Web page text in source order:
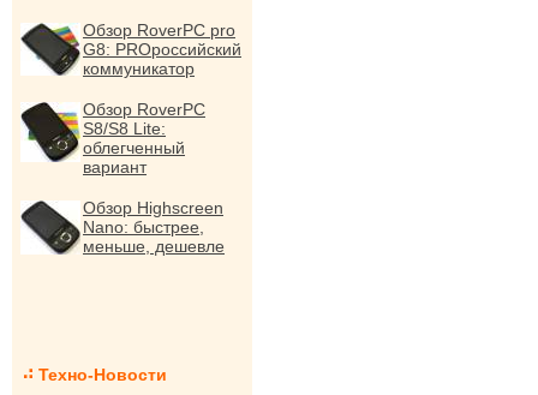
Обзор RoverPC pro
G8: PROроссийский
коммуникатор
Обзор RoverPC
S8/S8 Lite:
облегченный
вариант
Обзор Highscreen
Nano: быстрее,
меньше, дешевле
Техно-Новости